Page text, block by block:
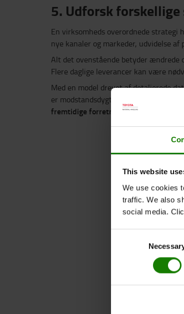
This website
We use cookies
traffic. We also
social media.
5. Udforsk
En virksomheds overordnede
nye kanaler og markeder, udvidelse
Alt det ovenstående betyder ændrede
Flere daglige leverancer kan være
Med en model drevet af detaljerede
er modstandsdygtigt og i
fremtidige forretningsscenarier. Det